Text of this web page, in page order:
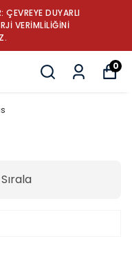
ÇEVREYE DUYARLI
VERİMLİLİĞİNİ
0
Sırala